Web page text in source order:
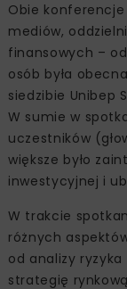
Obie
mediów,
finansowych –
osób była
siedzibie Unibep
W sumie w
uczestników
większe było
inwestycyjnej i
W trakcie
różnych
od analizy
strategię